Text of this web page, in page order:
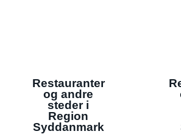
Restauranter
og andre
steder i
Region
Syddanmark